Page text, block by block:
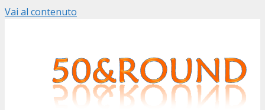
Vai al contenuto